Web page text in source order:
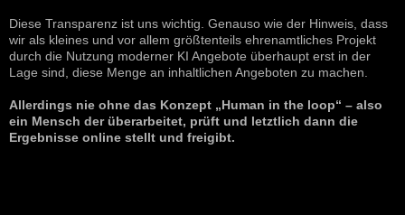
Diese Transparenz ist uns wichtig. Genauso wie der Hinweis, dass
wir als kleines und vor allem größtenteils ehrenamtliches Projekt
durch die Nutzung moderner KI Angebote überhaupt erst in der
Lage sind, diese Menge an inhaltlichen Angeboten zu machen.
Allerdings nie ohne das Konzept „Human in the loop“ – also
ein Mensch der überarbeitet, prüft und letztlich dann die
Ergebnisse online stellt und freigibt.